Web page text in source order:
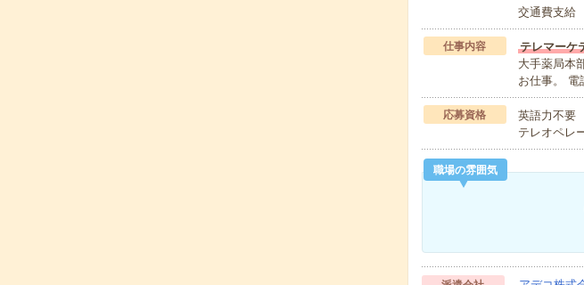
交通費支給
仕事内容
テレマーケ
大手薬局本
お仕事。 電
応募資格
英語力不要
テレオペレ
職場の雰囲気